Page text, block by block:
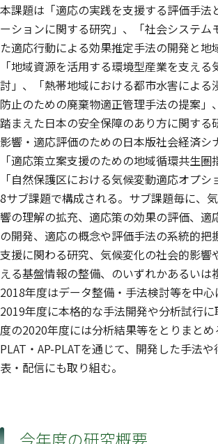
本課題は「適応の実践を支援する評価手法
ーションに関する研究」、「社会システム
た適応行動による効果推定手法の開発と地
「地域資源を活用する環境型産業を支え
討」、「熱帯地域における都市水害による
防止のための廃棄物適正管理手法の提案」
踏まえた日本の安全保障のあり方に関する
影響・適応評価のための日本版社会経済シ
「適応策立案支援のための地域循環共生圏
「自然保護区における気候変動適応オプ
8サブ課題で構成される。サブ課題毎に、
響の理解の拡充、適応策の効果の評価、適
の開発、適応の概念や評価手法の系統的把
支援に関わる研究、気候変化の社会的影響
える基盤情報の整備、のいずれかあるいは
2018年度はデータ整備・手法検討等を中心
2019年度に本格的な手法開発や分析試行
度の2020年度には分析結果等をとりまと
PLAT・AP-PLATを通じて、開発した手法
表・配信にも取り組む。
今年度の研究概要